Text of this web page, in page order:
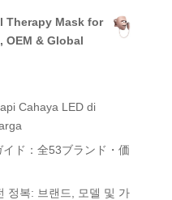
Therapy Mask for
OEM & Global
Cahaya LED di
ド：全53ブランド・価
정복: 브랜드, 모델 및 가